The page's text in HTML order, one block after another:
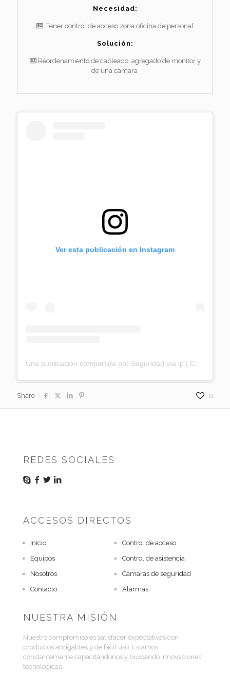
Necesidad:
Tener control de acceso zona oficina de personal
Solución:
Reordenamiento de cableado, agregado de monitor y
de una cámara
Ver esta publicación en Instagram
Share 0
REDES SOCIALES
ACCESOS DIRECTOS
Inicio
Equipos
Nosotros
Contacto
Control de acceso
Control de asistencia
Cámaras de seguridad
Alarmas
NUESTRA MISIÓN
Nuestro compromiso es satisfacer expectativas con
productos amigables y de fácil uso. Estamos
constantemente capacitándonos y buscando innovaciones
tecnológicas.